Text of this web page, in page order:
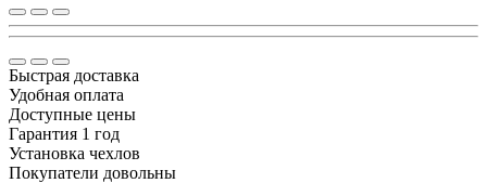
Быстрая доставка
Удобная оплата
Доступные цены
Гарантия 1 год
Установка чехлов
Покупатели довольны